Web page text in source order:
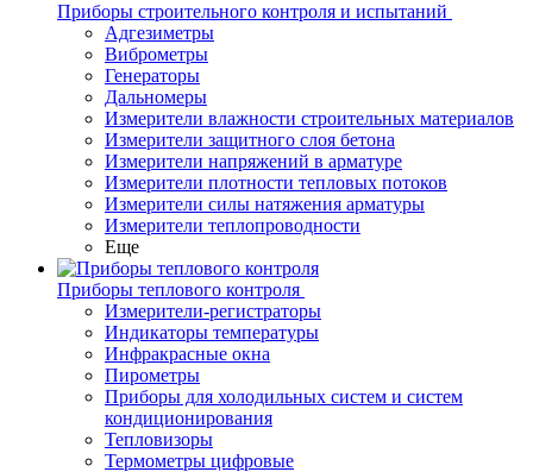
Приборы строительного контроля и испытаний
Адгезиметры
Виброметры
Генераторы
Дальномеры
Измерители влажности строительных материалов
Измерители защитного слоя бетона
Измерители напряжений в арматуре
Измерители плотности тепловых потоков
Измерители силы натяжения арматуры
Измерители теплопроводности
Еще
Приборы теплового контроля
Измерители-регистраторы
Индикаторы температуры
Инфракрасные окна
Пирометры
Приборы для холодильных систем и систем
кондиционирования
Тепловизоры
Термометры цифровые